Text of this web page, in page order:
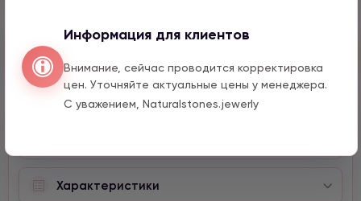
Информация для клиентов
Внимание, сейчас проводится корректировка
цен. Уточняйте актуальные цены у менеджера.
С уважением, Naturalstones.jewerly
Характеристики